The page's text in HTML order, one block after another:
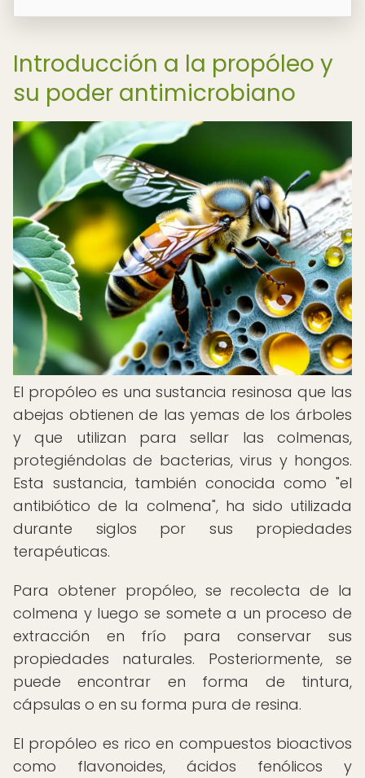
Introducción a la propóleo y
su poder antimicrobiano
El propóleo es una sustancia resinosa que las
abejas obtienen de las yemas de los árboles
y que utilizan para sellar las colmenas,
protegiéndolas de bacterias, virus y hongos.
Esta sustancia, también conocida como "el
antibiótico de la colmena", ha sido utilizada
durante siglos por sus propiedades
terapéuticas.
Para obtener propóleo, se recolecta de la
colmena y luego se somete a un proceso de
extracción en frío para conservar sus
propiedades naturales. Posteriormente, se
puede encontrar en forma de tintura,
cápsulas o en su forma pura de resina.
El propóleo es rico en compuestos bioactivos
como flavonoides, ácidos fenólicos y